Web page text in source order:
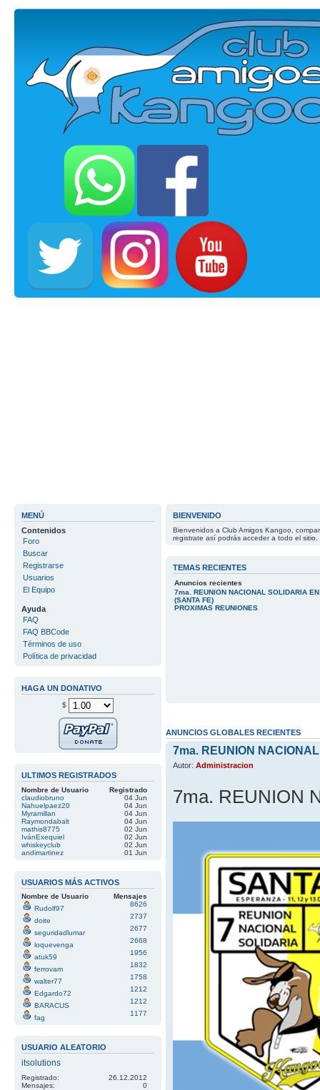
MENÚ
Contenidos
Foro
Buscar
Registrarse
Usuarios
El Equipo
Ayuda
FAQ
FAQ BBCode
Términos de uso
Política de privacidad
HAGA UN DONATIVO
$
ULTIMOS REGISTRADOS
Nombre de Usuario
Registrado
claudiobruno
04 Jun
Nahuelpaez20
04 Jun
Myramillan
04 Jun
Raymondabalt
04 Jun
mathis8775
02 Jun
IvánExequiel
02 Jun
whiskeyclub
02 Jun
andimartinez
01 Jun
USUARIOS MÁS ACTIVOS
Nombre de Usuario
Mensajes
Rudolf97
8626
doite
2737
seguridadlumar
2677
loquevenga
2668
atuk59
1956
ferrovam
1832
walter77
1758
Edgardo72
1212
BARACUS
1212
fag
1177
USUARIO ALEATORIO
itsolutions
Registrado:
26.12.2012
Mensajes:
0
BIENVENIDO
Bienvenidos a Club Amigos Kangoo,
registrate así podrás acceder a todo el sitio.
TEMAS RECIENTES
Anuncios recientes
7ma. REUNION NACIONAL SOLIDARIA
(SANTA FE)
PROXIMAS REUNIONES
ANUNCIOS GLOBALES RECIENTES
7ma. REUNION
Autor: Administracion
7ma. REUNION